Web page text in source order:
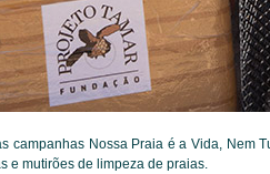
campanhas Nossa Praia é a Vida, Nem
e mutirões de limpeza de praias.